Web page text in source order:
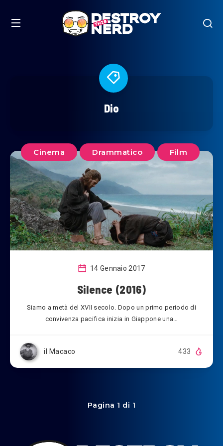
Dio
Cinema Drammatico Film
14 Gennaio 2017
Silence (2016)
Siamo a metà del XVII secolo. Dopo un primo periodo di
convivenza pacifica inizia in Giappone una…
il Macaco 433
Pagina 1 di 1